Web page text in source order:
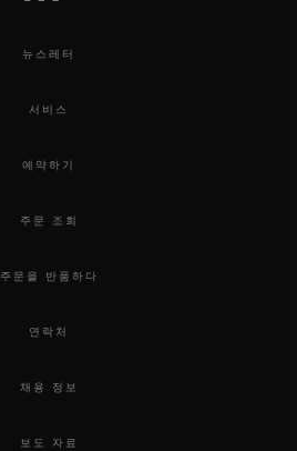
뉴스레터
서비스
예약하기
주문 조회
주문을 반품하다
연락처
채용 정보
보도 자료